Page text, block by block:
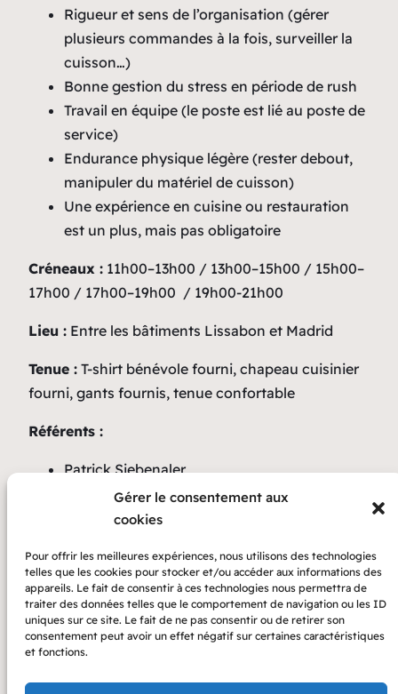
Gérer le consentement aux
cookies
Pour offrir les meilleures expériences, nous utilisons des technologies
telles que les cookies pour stocker et/ou accéder aux informations des
appareils. Le fait de consentir à ces technologies nous permettra de
traiter des données telles que le comportement de navigation ou les ID
uniques sur ce site. Le fait de ne pas consentir ou de retirer son
consentement peut avoir un effet négatif sur certaines caractéristiques
et fonctions.
Rigueur et sens de l’organisation (gérer
plusieurs commandes à la fois, surveiller la
cuisson…)
Bonne gestion du stress en période de rush
Travail en équipe (le poste est lié au poste de
service)
Endurance physique légère (rester debout,
manipuler du matériel de cuisson)
Une expérience en cuisine ou restauration
est un plus, mais pas obligatoire
Créneaux : 11h00–13h00 / 13h00–15h00 / 15h00–
17h00 / 17h00–19h00 / 19h00-21h00
Lieu : Entre les bâtiments Lissabon et Madrid
Tenue : T-shirt bénévole fourni, chapeau cuisinier
fourni, gants fournis, tenue confortable
Référents :
Patrick Siebenaler
Charlotte Rault
Repas et boissons offerts après ou
avant la mission + super ambiance garantie !